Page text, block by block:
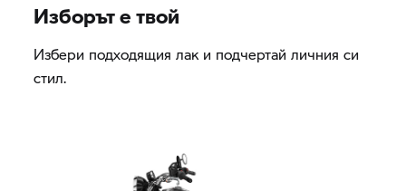
Изборът е твой
Избери подходящия лак и подчертай личния си
стил.